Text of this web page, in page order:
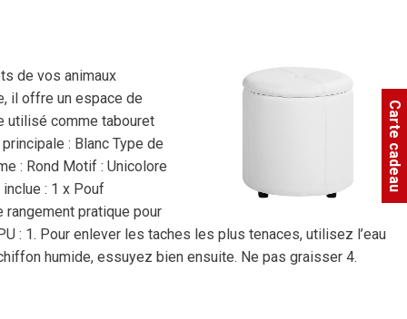
de vos animaux
il offre un espace de
utilisé comme tabouret
: Blanc Type de
: Rond Motif : Unicolore
: 1 x Pouf
pratique pour
: 1. Pour enlever les taches les plus tenaces, utilisez l’eau
humide, essuyez bien ensuite. Ne pas graisser 4.
Carte cadeau